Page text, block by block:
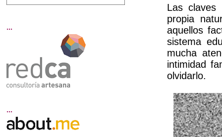
Las claves
propia
aquellos
sistema
mucha
intimidad
olvidarlo.
...
...